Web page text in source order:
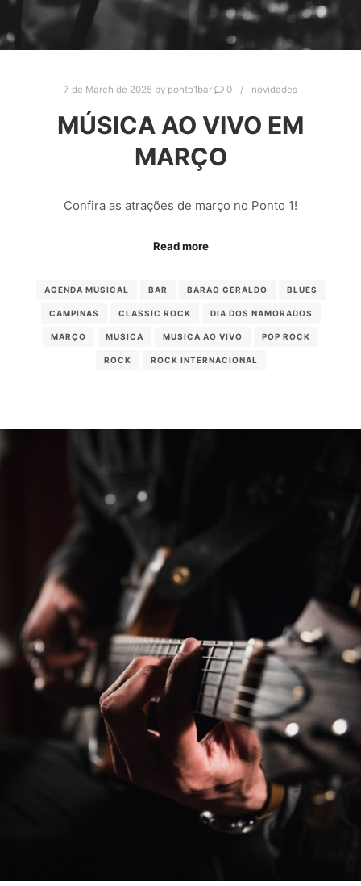
7 de March de 2025 by ponto1bar 0 novidades
MÚSICA AO VIVO EM
MARÇO
Confira as atrações de março no Ponto 1!
Read more
AGENDA MUSICAL BAR BARAO GERALDO BLUES
CAMPINAS CLASSIC ROCK DIA DOS NAMORADOS
MARÇO MUSICA MUSICA AO VIVO POP ROCK
ROCK ROCK INTERNACIONAL